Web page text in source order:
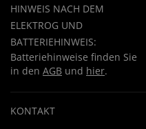
HINWEIS NACH DEM
ELEKTROG UND
BATTERIEHINWEIS:
Batteriehinweise finden Sie
in den AGB und hier.
KONTAKT